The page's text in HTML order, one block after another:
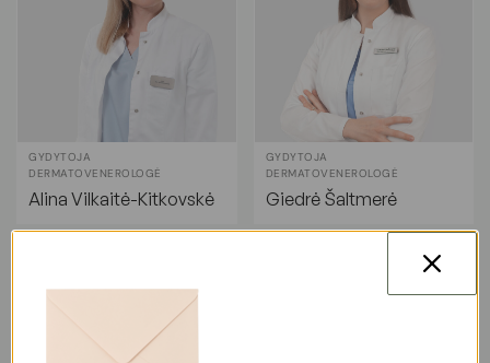
GYDYTOJA
DERMATOVENEROLOGĖ
Alina Vilkaitė-Kitkovskė
GYDYTOJA
DERMATOVENEROLOGĖ
Giedrė Šaltmerė